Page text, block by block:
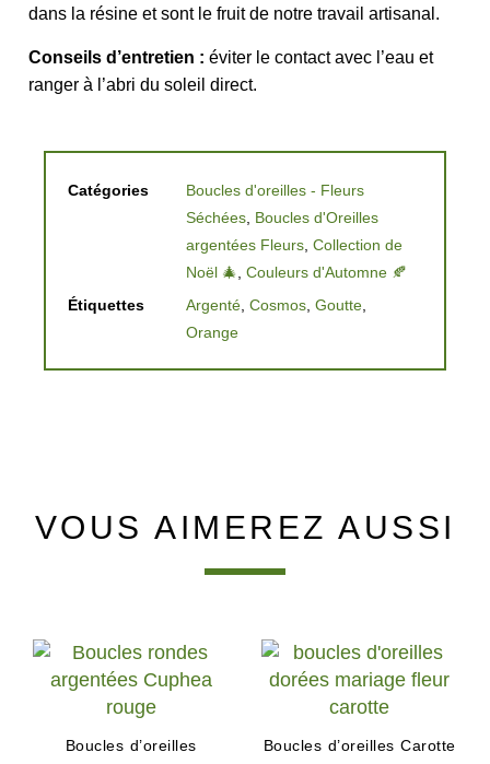
dans la résine et sont le fruit de notre travail artisanal.
Conseils d’entretien : éviter le contact avec l’eau et
ranger à l’abri du soleil direct.
Catégories
Boucles d'oreilles - Fleurs
Séchées, Boucles d'Oreilles
argentées Fleurs, Collection de
Noël 🎄, Couleurs d'Automne 🍂
Étiquettes
Argenté, Cosmos, Goutte,
Orange
VOUS AIMEREZ AUSSI
Boucles d’oreilles
Boucles d’oreilles Carotte